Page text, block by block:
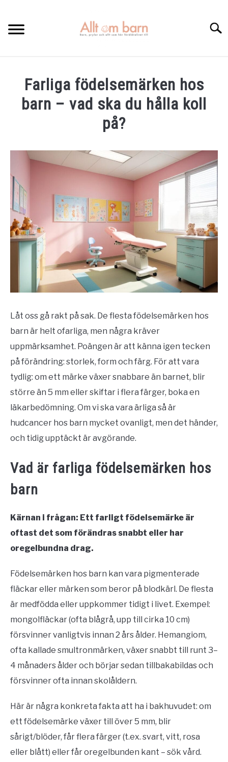
content
BÄST I TEST
KONTAKTA
Farliga födelsemärken hos
barn – vad ska du hålla koll
på?
in
Artiklar
Låt oss gå rakt på sak. De flesta födelsemärken hos
barn är helt ofarliga, men några kräver
uppmärksamhet. Poängen är att känna igen tecken
på förändring: storlek, form och färg. För att vara
tydlig: om ett märke växer snabbare än barnet, blir
större än 5 mm eller skiftar i flera färger, boka en
läkarbedömning. Om vi ska vara ärliga så är
hudcancer hos barn mycket ovanligt, men det händer,
och tidig upptäckt är avgörande.
Vad är farliga födelsemärken hos
barn
Kärnan i frågan: Ett farligt födelsemärke är
oftast det som förändras snabbt eller har
oregelbundna drag.
Födelsemärken hos barn kan vara pigmenterade
fläckar eller märken som beror på blodkärl. De flesta
är medfödda eller uppkommer tidigt i livet. Exempel:
mongolfläckar (ofta blågrå, upp till cirka 10 cm)
försvinner vanligtvis innan 2 års ålder. Hemangiom,
ofta kallade smultronmärken, växer snabbt till runt 3–
4 månaders ålder och börjar sedan tillbakabildas och
försvinner ofta innan skolåldern.
Här är några konkreta fakta att ha i bakhuvudet: om
ett födelsemärke växer till över 5 mm, blir
sårigt/blöder, får flera färger (t.ex. svart, vitt, rosa
eller blått) eller får oregelbunden kant – sök vård.